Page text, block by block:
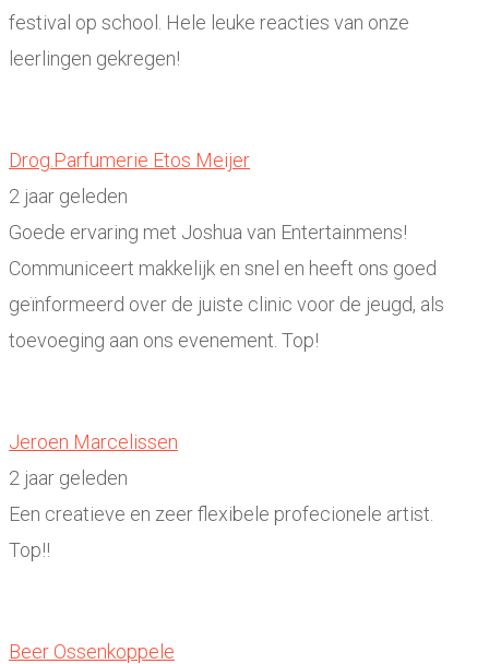
festival op school. Hele leuke reacties van onze
leerlingen gekregen!
Drog.Parfumerie Etos Meijer
2 jaar geleden
Goede ervaring met Joshua van Entertainmens!
Communiceert makkelijk en snel en heeft ons goed
geïnformeerd over de juiste clinic voor de jeugd, als
toevoeging aan ons evenement. Top!
Jeroen Marcelissen
2 jaar geleden
Een creatieve en zeer flexibele profecionele artist.
Top!!
Beer Ossenkoppele